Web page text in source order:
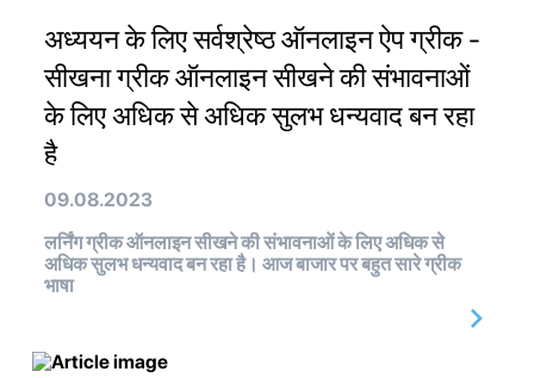
अध्ययन के लिए सर्वश्रेष्ठ ऑनलाइन ऐप ग्रीक -
सीखना ग्रीक ऑनलाइन सीखने की संभावनाओं
के लिए अधिक से अधिक सुलभ धन्यवाद बन रहा
है
09.08.2023
लर्निंग ग्रीक ऑनलाइन सीखने की संभावनाओं के लिए अधिक से
अधिक सुलभ धन्यवाद बन रहा है। आज बाजार पर बहुत सारे ग्रीक
भाषा